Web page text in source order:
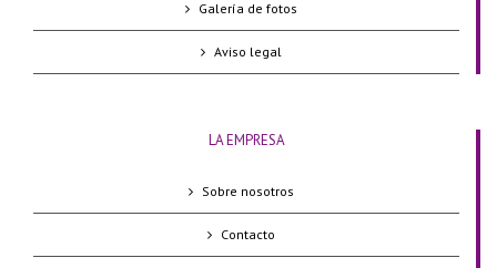
Galería de fotos
Aviso legal
LA EMPRESA
Sobre nosotros
Contacto